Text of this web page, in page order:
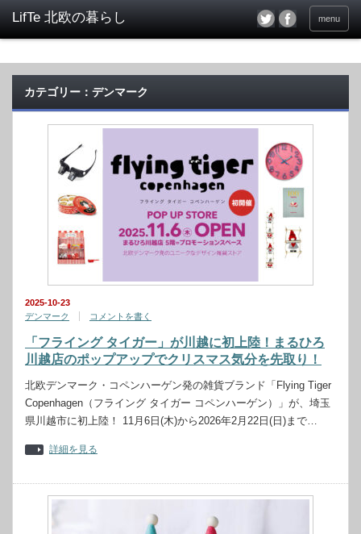
menu
カテゴリー：デンマーク
2025-10-23
デンマーク
コメントを書く
「フライング タイガー」が川越に初上陸！まるひろ
川越店のポップアップでクリスマス気分を先取り！
北欧デンマーク・コペンハーゲン発の雑貨ブランド「Flying Tiger
Copenhagen（フライング タイガー コペンハーゲン）」が、埼玉
県川越市に初上陸！ 11月6日(木)から2026年2月22日(日)まで…
詳細を見る